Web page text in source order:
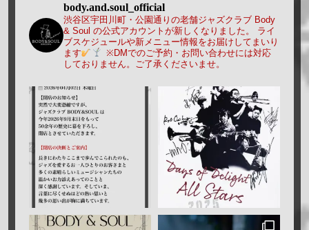
body.and.soul_official
渋谷区宇田川町・公園通りの老舗ジャズクラブ Body
& Soul の公式アカウントが新しくなりました。
ライ
ブスケジュールや新メニュー情報をお届けしてまいり
ます
※DMでのご予約・お問い合わせには対応
しておりません。ご了承くださいませ。